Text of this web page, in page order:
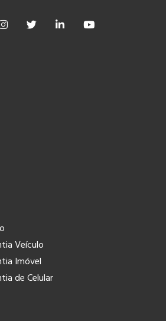
Veículo
Imóvel
de Celular